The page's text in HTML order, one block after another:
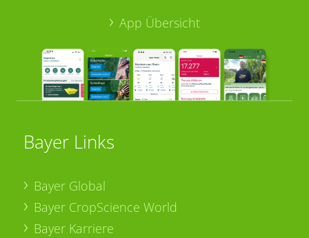
App Übersicht
Bayer Links
Bayer Global
Bayer CropScience World
Bayer Karriere